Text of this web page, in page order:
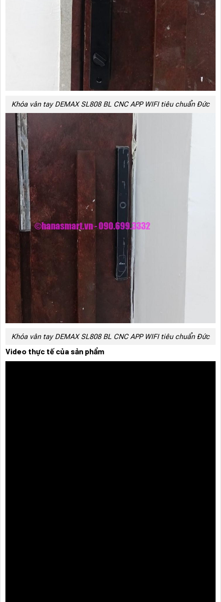
Khóa vân tay DEMAX SL808 BL CNC APP WIFI tiêu chuẩn Đức
Khóa vân tay DEMAX SL808 BL CNC APP WIFI tiêu chuẩn Đức
Video thực tế của sản phẩm